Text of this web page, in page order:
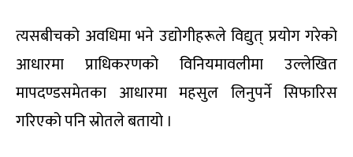
त्यसबीचको अवधिमा भने उद्योगीहरूले विद्युत् प्रयोग गरेको
आधारमा प्राधिकरणको विनियमावलीमा उल्लेखित
मापदण्डसमेतका आधारमा महसुल लिनुपर्ने सिफारिस
गरिएको पनि स्रोतले बतायो ।